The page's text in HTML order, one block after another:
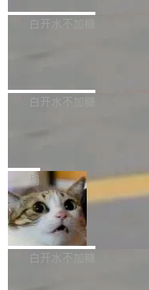
自研的多个文生3D和...
整性保护。效果是：吞吐量
让语音识别不再只是听清，
w 不要求标准普通话，方言
新和少量网页兼容性修复
容提供的字体时出现的几个
质的最低采样率）的音频格
SS 圆角虚线样式中可能存
的图像元素不在同一个子树
联 加...
白开水不加糖
发布的 Release Notes，
最强的若干项。对于尚未正
通过拉取过去一年内（从
至今）的所有 commit，同
经过人工复核，准确度令
社区爱好者提供了高效跟踪
白开水不加糖
维护工作一直与我的日常工
和休闲娱乐竞争时间。" 这
ebastian Pipping 写在博客
他宣布了一个新消息：从
他可以全职维护 libexpat
局
Firefox 153.0.3 发布
Firefox 153.0.3 现已发布
下： New Smart Window
白开水不加糖